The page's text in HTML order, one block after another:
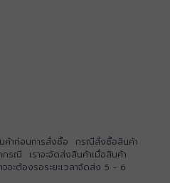
ค้าก่อนการสั่งซื้อ กรณีสั่งซื้อสินค้า
รณี เราจะจัดส่งสินค้าเมื่อสินค้า
จะต้องรอระยะเวลาจัดส่ง 5 - 6